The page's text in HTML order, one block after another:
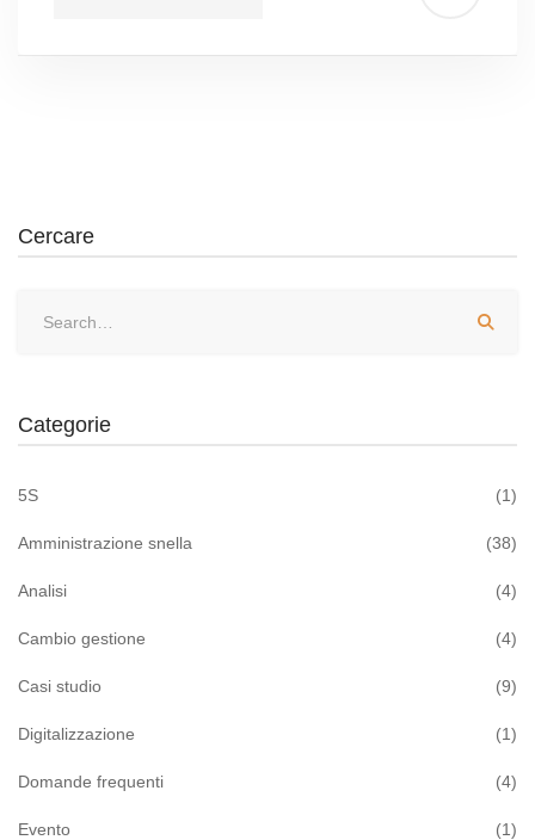
Cercare
Categorie
5S (1)
Amministrazione snella (38)
Analisi (4)
Cambio gestione (4)
Casi studio (9)
Digitalizzazione (1)
Domande frequenti (4)
Evento (1)